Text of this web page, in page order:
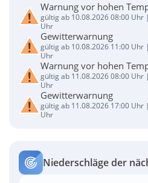
Warnung vor hohen
gültig ab 10.08.2026 08:00
Uhr
Gewitterwarnung
gültig ab 10.08.2026 11:00
Uhr
Warnung vor hohen
gültig ab 11.08.2026 08:00
Uhr
Gewitterwarnung
gültig ab 11.08.2026 17:00
Uhr
Niederschläge der